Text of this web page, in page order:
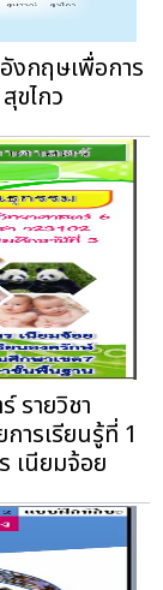
งกฤษเพื่อการ
ขไกว
รายวิชา
ารเรียนรู้ที่ 1
เนียมจ้อย